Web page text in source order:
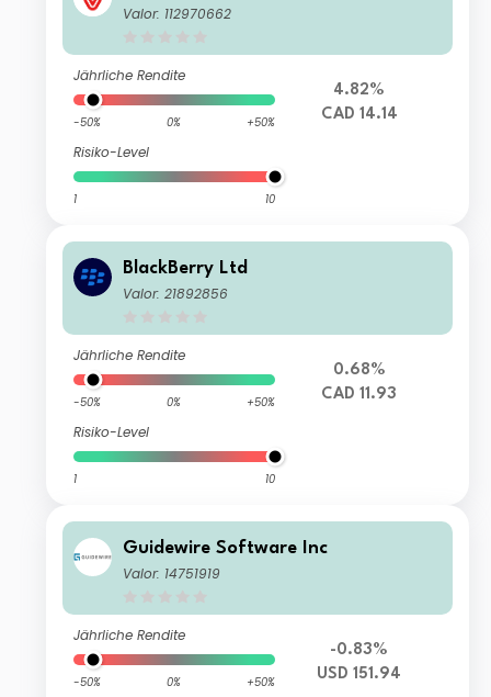
Valor: 112970662
Jährliche Rendite
-50% 0% +50%
Risiko-Level
1 10
4.82%
CAD 14.14
BlackBerry Ltd
Valor: 21892856
Jährliche Rendite
-50% 0% +50%
Risiko-Level
1 10
0.68%
CAD 11.93
Guidewire Software Inc
Valor: 14751919
Jährliche Rendite
-50% 0% +50%
-0.83%
USD 151.94